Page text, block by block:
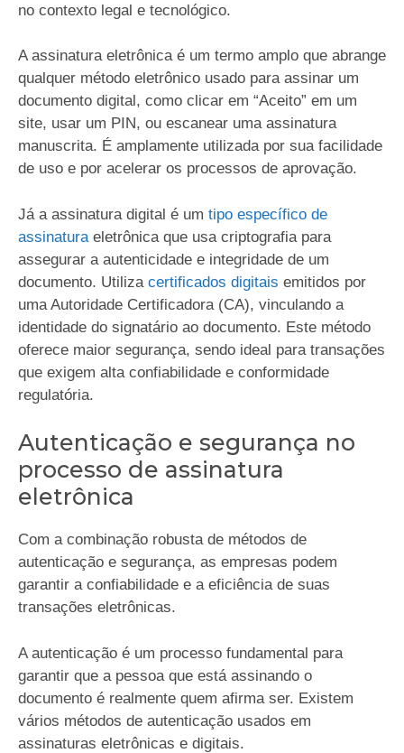
no contexto legal e tecnológico.
A assinatura eletrônica é um termo amplo que abrange
qualquer método eletrônico usado para assinar um
documento digital, como clicar em “Aceito” em um
site, usar um PIN, ou escanear uma assinatura
manuscrita. É amplamente utilizada por sua facilidade
de uso e por acelerar os processos de aprovação.
Já a assinatura digital é um tipo específico de
assinatura eletrônica que usa criptografia para
assegurar a autenticidade e integridade de um
documento. Utiliza certificados digitais emitidos por
uma Autoridade Certificadora (CA), vinculando a
identidade do signatário ao documento. Este método
oferece maior segurança, sendo ideal para transações
que exigem alta confiabilidade e conformidade
regulatória.
Autenticação e segurança no
processo de assinatura
eletrônica
Com a combinação robusta de métodos de
autenticação e segurança, as empresas podem
garantir a confiabilidade e a eficiência de suas
transações eletrônicas.
A autenticação é um processo fundamental para
garantir que a pessoa que está assinando o
documento é realmente quem afirma ser. Existem
vários métodos de autenticação usados em
assinaturas eletrônicas e digitais.